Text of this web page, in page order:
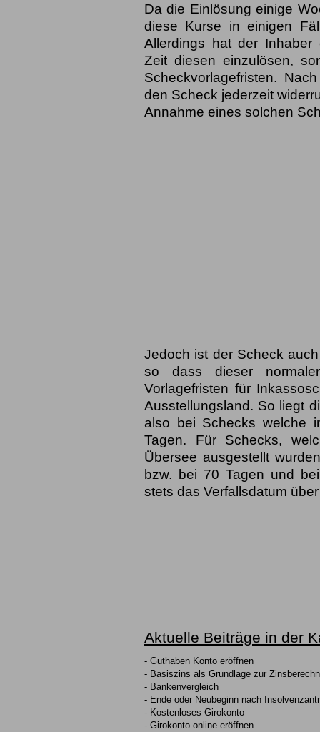
Da die Einlösung einige
diese Kurse in einigen
Allerdings hat der Inhaber
Zeit diesen einzulösen,
Scheckvorlagefristen.
den Scheck jederzeit
Annahme eines solchen
Jedoch ist der Scheck
so dass dieser
Vorlagefristen für
Ausstellungsland. So liegt
also bei Schecks welche
Tagen. Für Schecks,
Übersee ausgestellt
bzw. bei 70 Tagen und
stets das Verfallsdatum
Aktuelle Beiträge in der
- Guthaben Konto eröffnen
- Basiszins als Grundlage zur
- Bankenvergleich
- Ende oder Neubeginn nach
- Kostenloses Girokonto
- Girokonto online eröffnen